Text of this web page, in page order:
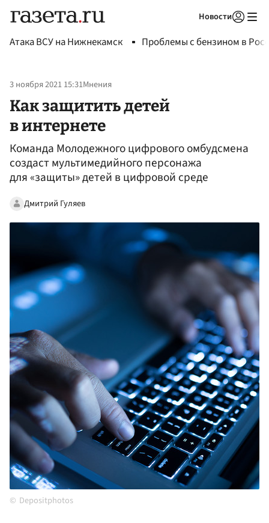
Новости
Атака ВСУ на Нижнекамск Проблемы с бензином в
3 ноября 2021 15:31Мнения
Как защитить детей
в интернете
Команда Молодежного цифрового омбудсмена
создаст мультимедийного персонажа
для «защиты» детей в цифровой среде
Дмитрий Гуляев
Depositphotos